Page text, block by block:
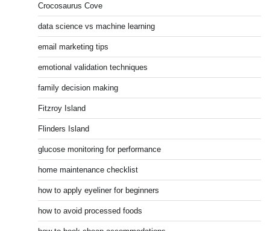
Crocosaurus Cove
data science vs machine learning
email marketing tips
emotional validation techniques
family decision making
Fitzroy Island
Flinders Island
glucose monitoring for performance
home maintenance checklist
how to apply eyeliner for beginners
how to avoid processed foods